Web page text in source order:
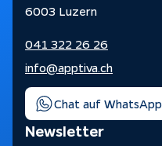
6003 Luzern
041 322 26 26
info@apptiva.ch
Chat auf WhatsApp
Newsletter